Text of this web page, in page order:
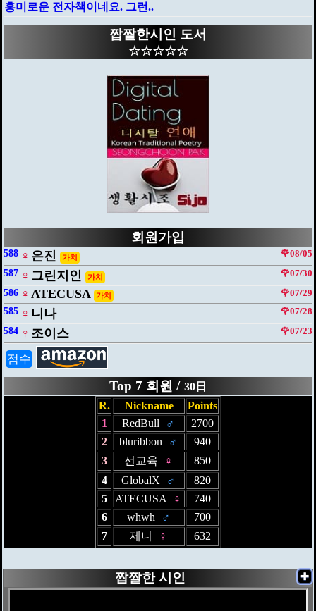
흥미로운 전자책이네요. 그런..
짭짤한시인 도서
☆☆☆☆☆
회원가입
588 ♀ 은진 가치
🌹08/05
587 ♀ 그린지인 가치
🌹07/30
586 ♀ ATECUSA 가치
🌹07/29
585 ♀ 니나
🌹07/28
584 ♀ 조이스 🌹07/23
점수
Top 7 회원 / 30日
R.
Nickname
Points
1
RedBull ♂
2700
2
bluribbon ♂
940
3
선교육 ♀
850
4
GlobalX ♂
820
5
ATECUSA ♀
740
6
whwh ♂
700
7
제니 ♀ 632
짭짤한 시인 ✚